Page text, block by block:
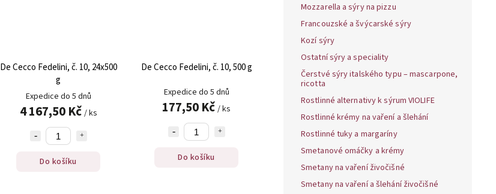
Mozzarella a sýry na pizzu
Francouzské a švýcarské sýry
Kozí sýry
Ostatní sýry a speciality
Čerstvé sýry italského typu – mascarpone,
ricotta
Rostlinné alternativy k sýrum VIOLIFE
Rostlinné krémy na vaření a šlehání
Rostlinné tuky a margaríny
Smetanové omáčky a krémy
Smetany na vaření živočišné
Smetany na vaření a šlehání živočišné
De Cecco Fedelini, č. 10, 24x500
g
Expedice do 5 dnů
4 167,50 Kč / ks
Do košíku
De Cecco Fedelini, č. 10, 500 g
Expedice do 5 dnů
177,50 Kč / ks
Do košíku